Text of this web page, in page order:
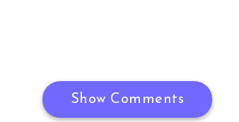
Show Comments